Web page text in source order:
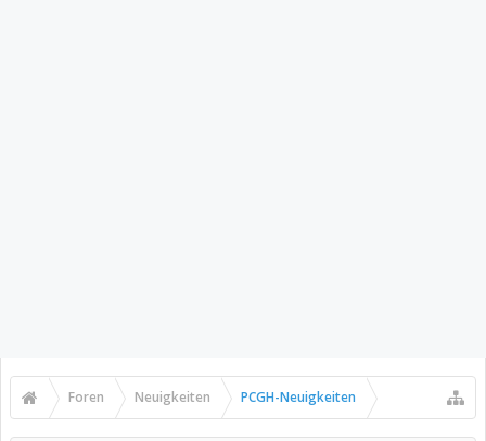
Foren Neuigkeiten PCGH-Neuigkeiten